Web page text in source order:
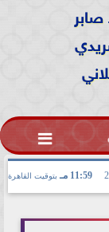

11:59 مـ بتوقيت القاهرة